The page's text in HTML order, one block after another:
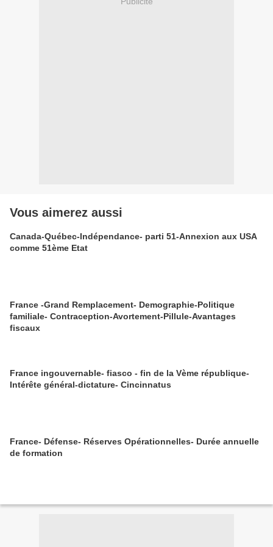
Vous aimerez aussi
Canada-Québec-Indépendance- parti 51-Annexion aux USA
comme 51ème Etat
France -Grand Remplacement- Demographie-Politique
familiale- Contraception-Avortement-Pillule-Avantages
fiscaux
France ingouvernable- fiasco - fin de la Vème république-
Intérête général-dictature- Cincinnatus
France- Défense- Réserves Opérationnelles- Durée annuelle
de formation